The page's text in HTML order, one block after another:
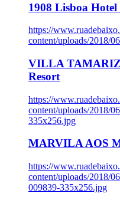
1908 Lisboa
https://
content/uploads/2018/
VILLA TAMARIZ
Resort
https://
content/uploads/2018/
335x256.jpg
MARVILA AOS
https://
content/uploads/2018/
009839-335x256.jpg